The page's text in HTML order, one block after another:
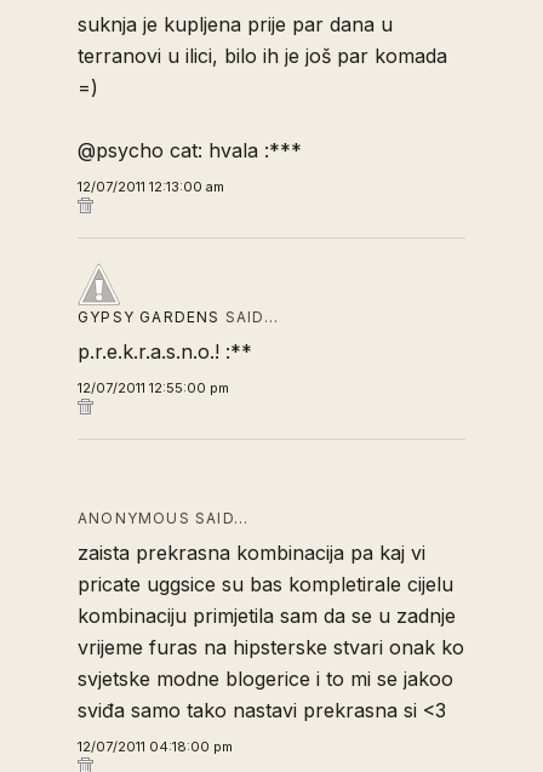
suknja je kupljena prije par dana u
terranovi u ilici, bilo ih je još par komada
=)
@psycho cat: hvala :***
12/07/2011 12:13:00 am
GYPSY GARDENS SAID…
p.r.e.k.r.a.s.n.o.! :**
12/07/2011 12:55:00 pm
ANONYMOUS SAID…
zaista prekrasna kombinacija pa kaj vi
pricate uggsice su bas kompletirale cijelu
kombinaciju primjetila sam da se u zadnje
vrijeme furas na hipsterske stvari onak ko
svjetske modne blogerice i to mi se jakoo
sviđa samo tako nastavi prekrasna si <3
12/07/2011 04:18:00 pm